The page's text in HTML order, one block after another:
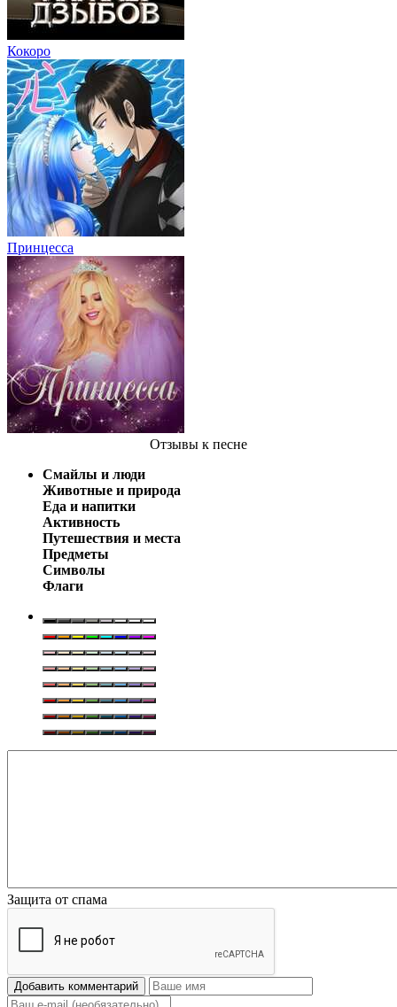
Кокоро
Принцесса
Отзывы к песне
Смайлы и люди
Животные и природа
Еда и напитки
Активность
Путешествия и места
Предметы
Символы
Флаги
Защита от спама
Добавить комментарий